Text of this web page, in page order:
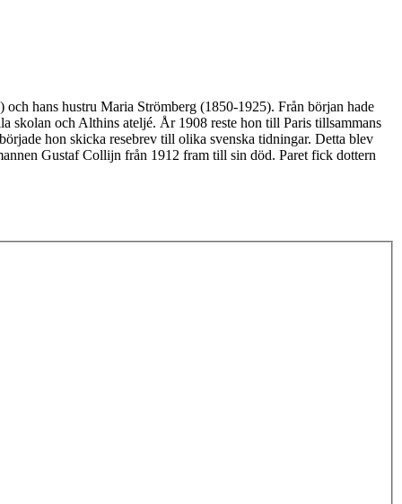
hans hustru Maria Strömberg (1850-1925). Från början hade
skolan och Althins ateljé. År 1908 reste hon till Paris tillsammans
hon skicka resebrev till olika svenska tidningar. Detta blev
Gustaf Collijn från 1912 fram till sin död. Paret fick dottern